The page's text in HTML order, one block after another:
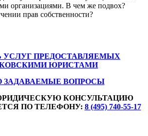
организациями. В чем же подвох?
прав собственности?
УСЛУГ ПРЕДОСТАВЛЯЕМЫХ
ЮРИСТАМИ
ЗАДАВАЕМЫЕ ВОПРОСЫ
КОНСУЛЬТАЦИЮ
ПО ТЕЛЕФОНУ: 8 (495) 740-55-17